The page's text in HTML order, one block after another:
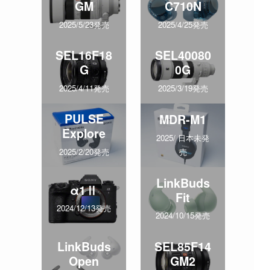
GM
2025/5/23発売
C710N
2025/4/25発売
SEL16F18
G
2025/4/11発売
SEL40080
0G
2025/3/19発売
PULSE
Explore
2025/2/20発売
MDR-M1
2025/ 日本未発
売
α1Ⅱ
2024/12/13発売
LinkBuds
Fit
2024/10/15発売
LinkBuds
Open
SEL85F14
GM2